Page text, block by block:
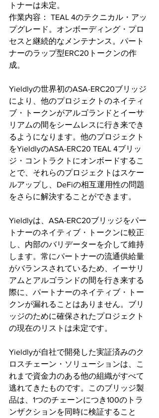
トナーは未定。
作業内容： TEAL 4のテクニカル・アッ
プグレード。オンボーディング・プロ
セスと継続的なメンテナンス。パート
ナーのラップ型ERC20トークンの作
成。
Yieldlyの世界初のASA-ERC20ブリッジ
により、他のプロジェクトのネイティ
ブ・トークンがアルゴランドとイーサ
リアムの間をシームレスに行き来でき
るようになります。他のプロジェクト
をYieldlyのASA-ERC20 TEAL 4ブリッ
ジ・コントラクトにオンボードするこ
とで、それらのプロジェクトはスケー
ルアップし、DeFiの相互運用性の問題
をさらに解決することができます。
Yieldlyは、ASA-ERC20ブリッジをパー
トナーのネイティブ・トークンに較正
し、内部のバリデーターを介して維持
します。常にパートナーの流通供給量
がバランスされているため、イーサリ
アムとアルゴランドの間を行き来する
際に、パートナーのネイティブ・トー
クンが漏れることはありません。ブリ
ッジのために確保されたプロジェクト
の現在のリストは未定です。
Yieldlyが自社で開発した実証済みのク
ロスチェーン・ソリューションは、こ
れまで資金力のある他の組織がすべて
逃れてきたものです。このブリッジ製
品は、1つのチェーンにつき100のトラ
ンザクションを同時に検証すること